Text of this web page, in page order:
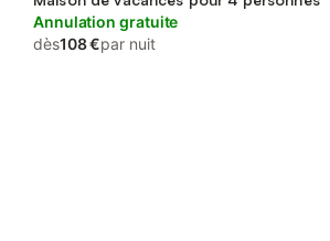
Annulation gratuite
dès108 €par nuit